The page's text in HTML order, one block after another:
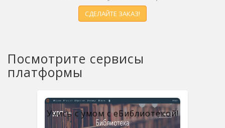
СДЕЛАЙТЕ ЗАКАЗ!
Посмотрите сервисы
платформы
Учись с умом с eБиблиотекой!